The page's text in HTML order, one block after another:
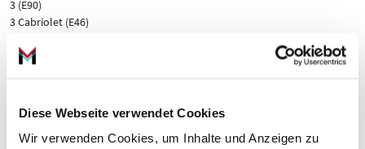
Diese Webseite verwendet Cookies
Wir verwenden Cookies, um Inhalte und Anzeigen zu
3 (E90)
3 Cabriolet (E46)
3 Coupe (E46)
3 Touring (E91)
5 Touring (E61)